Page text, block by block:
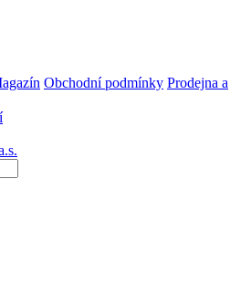
Obchodní podmínky Prodejna a